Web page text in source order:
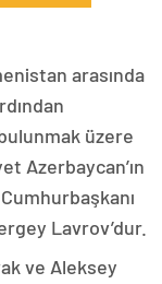
arasında
üzere
Azerbaycan’ın
Lavrov’dur.
ve Aleksey